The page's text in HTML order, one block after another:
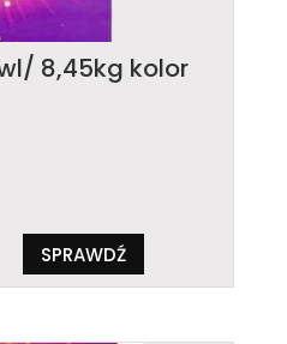
8,45kg kolor
SPRAWDŹ